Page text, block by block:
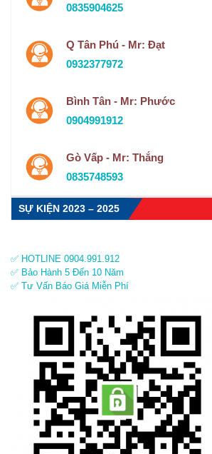
0835904625
Q Tân Phú - Mr: Đạt
0932377972
Bình Tân - Mr: Phước
0904991912
Gò Vấp - Mr: Thắng
0835748593
SỰ KIỆN 2023 – 2025
✅ HOTLINE 0904.991.912
✅ Bảo Hành 5 Đến 10 Năm
✅ Tư Vấn Báo Giá Miễn Phí